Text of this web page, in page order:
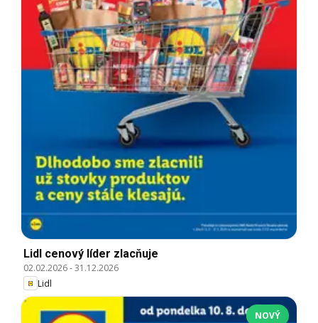
Lidl cenový líder zlacňuje
02.02.2026-31.12.2026
Lidl
NOVÝ